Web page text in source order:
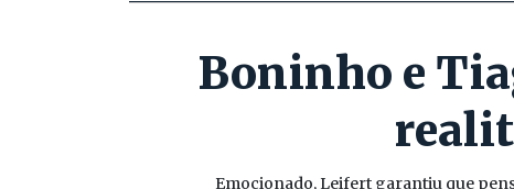
Boninho e
Emocionado, Leifert garantiu que